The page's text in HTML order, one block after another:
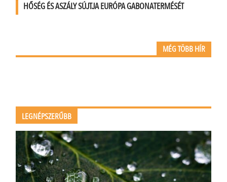
HŐSÉG ÉS ASZÁLY SÚJTJA EURÓPA GABONATERMÉSÉT
MÉG TÖBB HÍR
LEGNÉPSZERŰBB